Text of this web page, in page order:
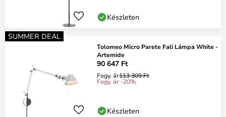
Készleten
SUMMER DEAL
Tolomeo Micro Parete Fali Lámpa White -
Artemide
90 647 Ft
Fogy. ár113 309 Ft
Fogy. ár -20%
Készleten